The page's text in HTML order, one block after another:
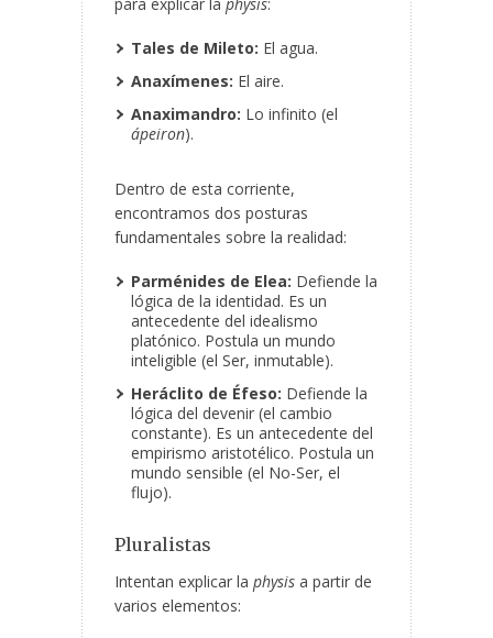
para explicar la physis:
Tales de Mileto: El agua.
Anaxímenes: El aire.
Anaximandro: Lo infinito (el
ápeiron).
Dentro de esta corriente,
encontramos dos posturas
fundamentales sobre la realidad:
Parménides de Elea: Defiende la
lógica de la identidad. Es un
antecedente del idealismo
platónico. Postula un mundo
inteligible (el Ser, inmutable).
Heráclito de Éfeso: Defiende la
lógica del devenir (el cambio
constante). Es un antecedente del
empirismo aristotélico. Postula un
mundo sensible (el No-Ser, el
flujo).
Pluralistas
Intentan explicar la physis a partir de
varios elementos: